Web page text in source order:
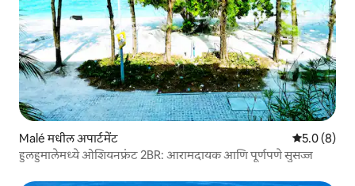
Malé मधील अपार्टमेंट 5 पैकी 5.0
5.0 (8)
हुलहुमालेमध्ये ओशियनफ्रंट 2BR: आरामदायक आणि पूर्णपणे सुसज्ज